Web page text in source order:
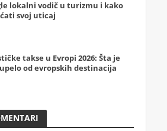
lokalni vodič u turizmu i kako
svoj uticaj
takse u Evropi 2026: Šta je
od evropskih destinacija